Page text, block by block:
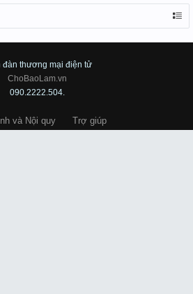
đàn thương mại điện tử
ChoBaoLam.vn
090.2222.504.
và Nội quy Trợ giúp